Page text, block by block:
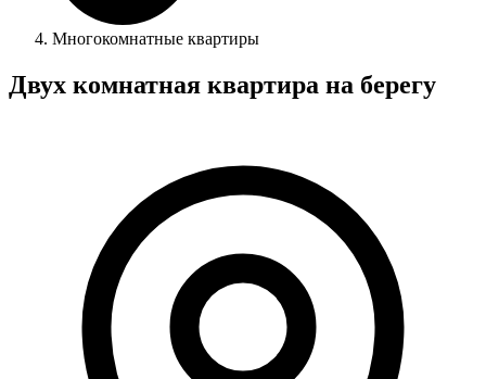
Многокомнатные квартиры
Двух комнатная квартира на берегу